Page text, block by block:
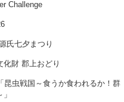
Challenge
氏七夕まつり
化財 郡上おどり
昆虫戦国～食うか食われるか！群